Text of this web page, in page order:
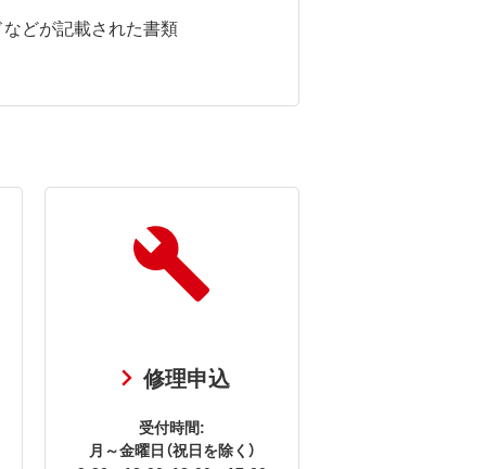
どが記載された書類
修理申込
受付時間:
月～金曜日（祝日を除く）